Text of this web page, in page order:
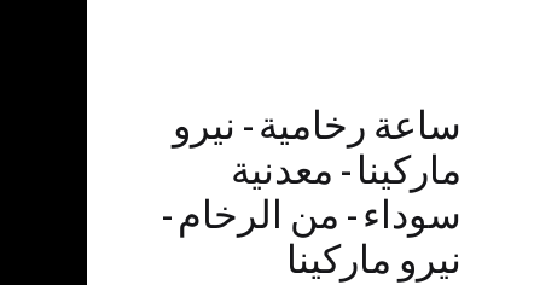
ساعة رخامية - نيرو
ماركينا - معدنية
سوداء - من الرخام -
نيرو ماركينا